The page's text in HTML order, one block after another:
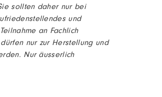
sollten daher nur bei
und
an Fachlich
nur zur Herstellung und
Nur äusserlich